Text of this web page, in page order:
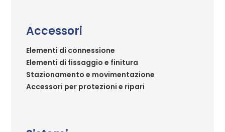
Accessori
Elementi di connessione
Elementi di fissaggio e finitura
Stazionamento e movimentazione
Accessori per protezioni e ripari